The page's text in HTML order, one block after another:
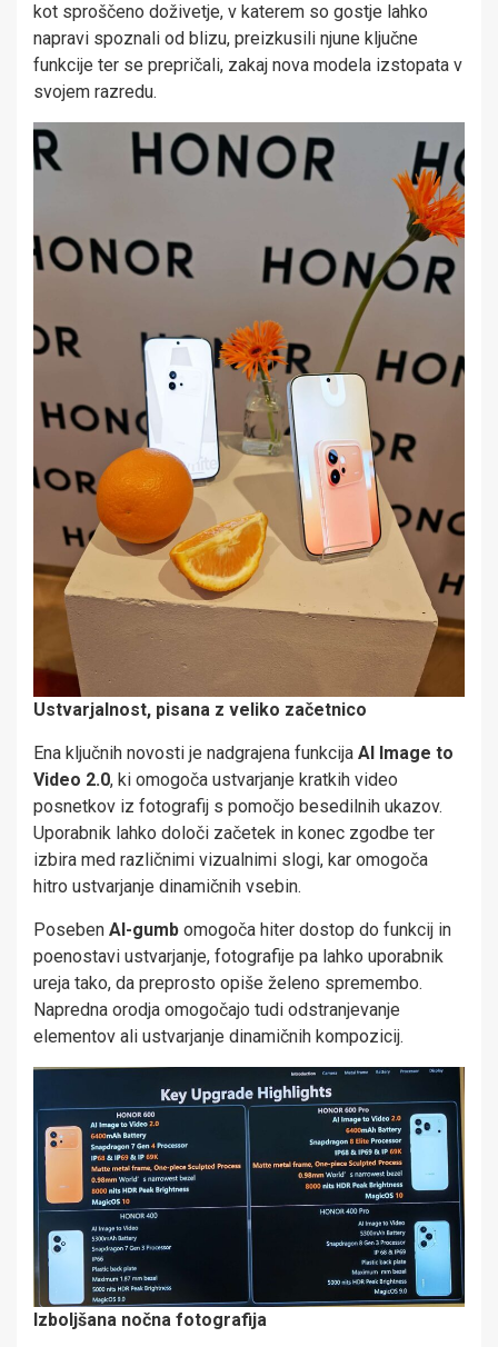
kot sproščeno doživetje, v katerem so gostje lahko
napravi spoznali od blizu, preizkusili njune ključne
funkcije ter se prepričali, zakaj nova modela izstopata v
svojem razredu.
Ustvarjalnost, pisana z veliko začetnico
Ena ključnih novosti je nadgrajena funkcija AI Image to
Video 2.0, ki omogoča ustvarjanje kratkih video
posnetkov iz fotografij s pomočjo besedilnih ukazov.
Uporabnik lahko določi začetek in konec zgodbe ter
izbira med različnimi vizualnimi slogi, kar omogoča
hitro ustvarjanje dinamičnih vsebin.
Poseben AI-gumb omogoča hiter dostop do funkcij in
poenostavi ustvarjanje, fotografije pa lahko uporabnik
ureja tako, da preprosto opiše želeno spremembo.
Napredna orodja omogočajo tudi odstranjevanje
elementov ali ustvarjanje dinamičnih kompozicij.
Izboljšana nočna fotografija